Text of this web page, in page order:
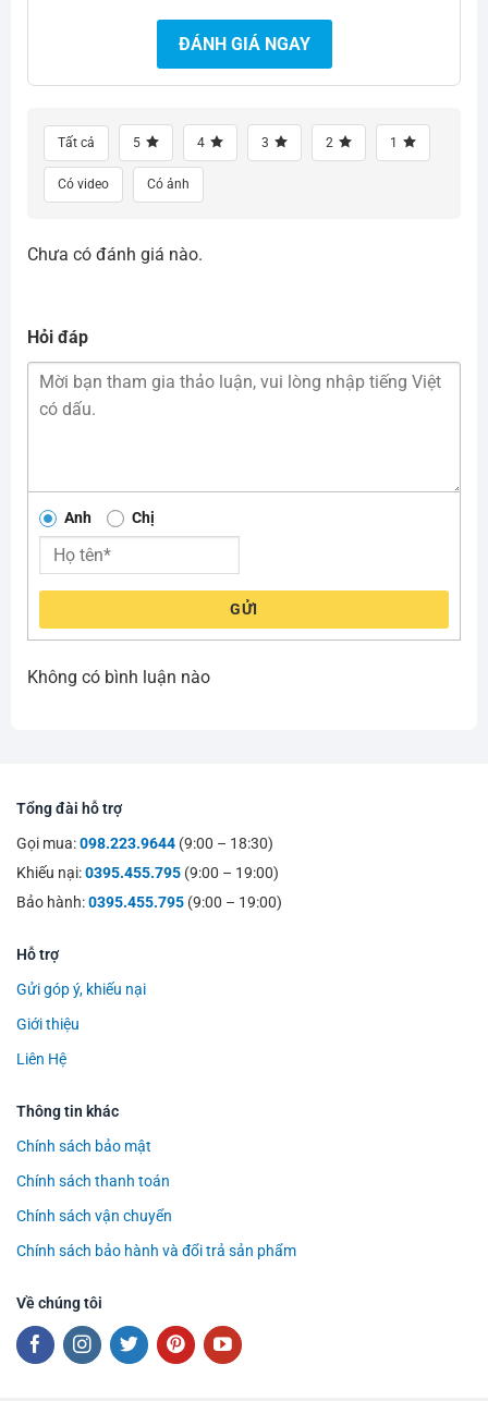
ĐÁNH GIÁ NGAY
Tất cả 5 4 3 2 1
Có video Có ảnh
Chưa có đánh giá nào.
Hỏi đáp
Anh Chị
GỬI
Không có bình luận nào
Tổng đài hỗ trợ
Gọi mua:098.223.9644 (9:00 – 18:30)
Khiếu nại:0395.455.795 (9:00 – 19:00)
Bảo hành:0395.455.795 (9:00 – 19:00)
Hỗ trợ
Gửi góp ý, khiếu nại
Giới thiệu
Liên Hệ
Thông tin khác
Chính sách bảo mật
Chính sách thanh toán
Chính sách vận chuyển
Chính sách bảo hành và đổi trả sản phẩm
Về chúng tôi